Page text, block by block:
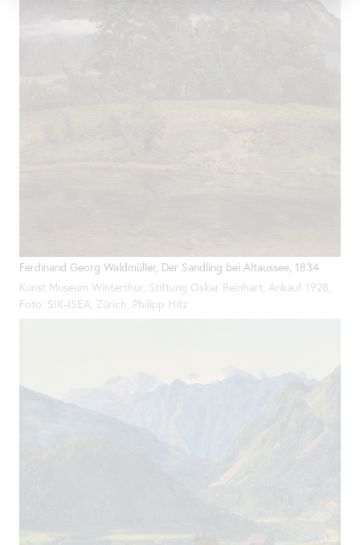
Ferdinand Georg Waldmüller, Der Sandling bei Altaussee, 1834
Kunst Museum Winterthur, Stiftung Oskar Reinhart, Ankauf 1928,
Foto: SIK-ISEA, Zürich, Philipp Hitz